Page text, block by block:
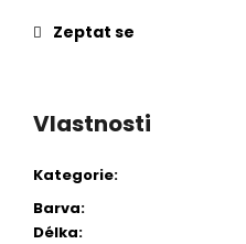
Zeptat se
Vlastnosti
Kategorie:
Barva:
Délka: